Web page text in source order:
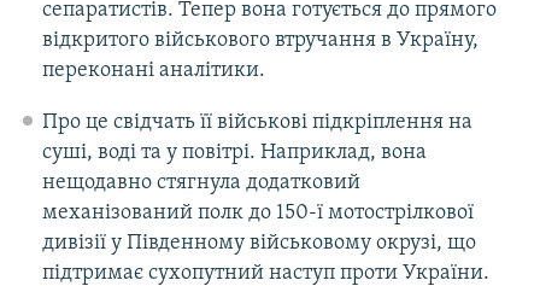
сепаратистів. Тепер вона готується до прямого
відкритого військового втручання в Україну,
переконані аналітики.
Про це свідчать її військові підкріплення на
суші, воді та у повітрі. Наприклад, вона
нещодавно стягнула додатковий
механізований полк до 150-ї мотострілкової
дивізії у Південному військовому окрузі, що
підтримає сухопутний наступ проти України.